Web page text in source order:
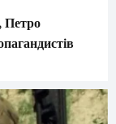
Петро